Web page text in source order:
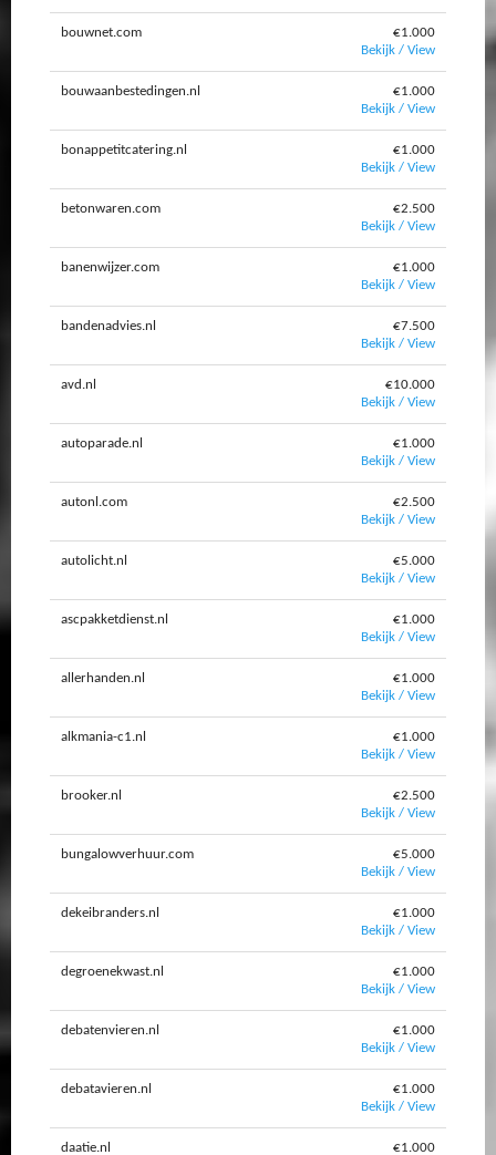
bouwnet.com
€1.000
Bekijk / View
bouwaanbestedingen.nl
€1.000
Bekijk / View
bonappetitcatering.nl
€1.000
Bekijk / View
betonwaren.com
€2.500
Bekijk / View
banenwijzer.com
€1.000
Bekijk / View
bandenadvies.nl
€7.500
Bekijk / View
avd.nl
€10.000
Bekijk / View
autoparade.nl
€1.000
Bekijk / View
autonl.com
€2.500
Bekijk / View
autolicht.nl
€5.000
Bekijk / View
ascpakketdienst.nl
€1.000
Bekijk / View
allerhanden.nl
€1.000
Bekijk / View
alkmania-c1.nl
€1.000
Bekijk / View
brooker.nl
€2.500
Bekijk / View
bungalowverhuur.com
€5.000
Bekijk / View
dekeibranders.nl
€1.000
Bekijk / View
degroenekwast.nl
€1.000
Bekijk / View
debatenvieren.nl
€1.000
Bekijk / View
debatavieren.nl
€1.000
Bekijk / View
daatie.nl €1.000